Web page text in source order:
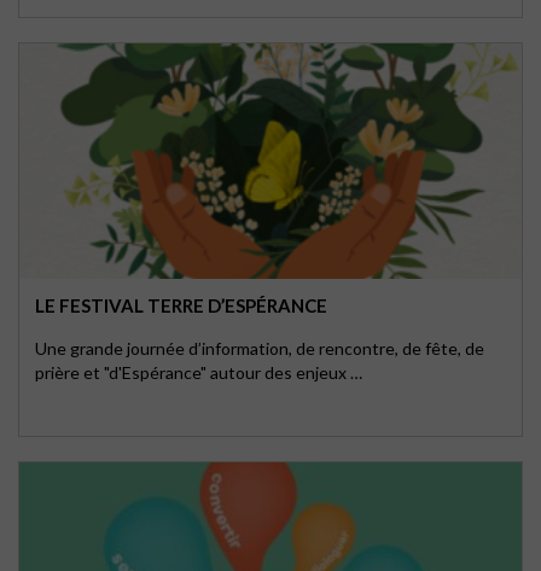
LE FESTIVAL TERRE D’ESPÉRANCE
Une grande journée d’information, de rencontre, de fête, de
prière et "d'Espérance" autour des enjeux …